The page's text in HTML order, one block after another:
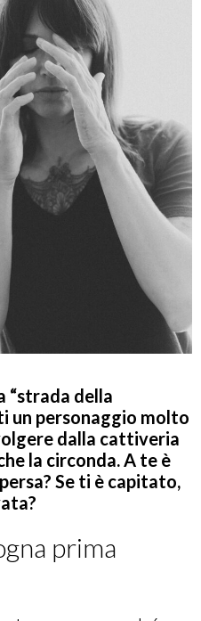
“strada della
un personaggio molto
dalla cattiveria
la circonda. A te è
Se ti è capitato,
prima